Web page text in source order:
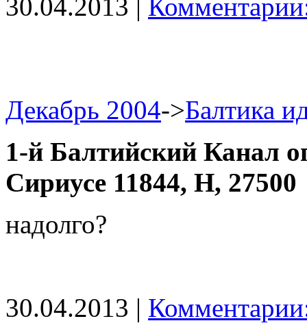
30.04.2013 |
Декабрь 2004->Балтика
1-й Балтийский Канал
Сириусе 11844, Н, 27500
надолго?
30.04.2013 |